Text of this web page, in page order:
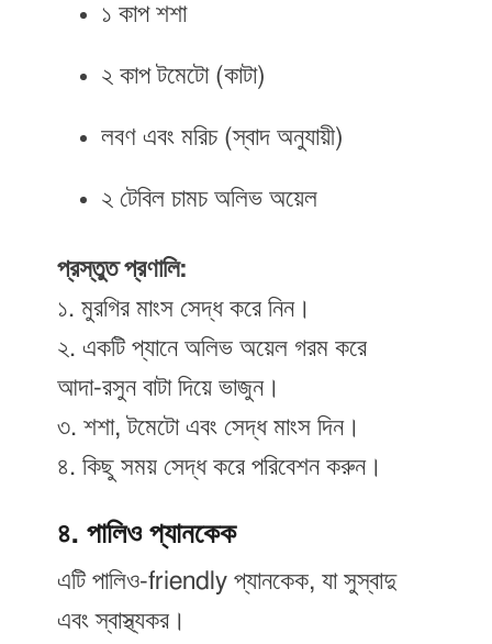
১ কাপ শশা
২ কাপ টমেটো (কাটা)
লবণ এবং মরিচ (স্বাদ অনুযায়ী)
২ টেবিল চামচ অলিভ অয়েল
প্রস্তুত প্রণালি:
১. মুরগির মাংস সেদ্ধ করে নিন।
২. একটি প্যানে অলিভ অয়েল গরম করে
আদা-রসুন বাটা দিয়ে ভাজুন।
৩. শশা, টমেটো এবং সেদ্ধ মাংস দিন।
৪. কিছু সময় সেদ্ধ করে পরিবেশন করুন।
৪. পালিও প্যানকেক
এটি পালিও-friendly প্যানকেক, যা সুস্বাদু
এবং স্বাস্থ্যকর।